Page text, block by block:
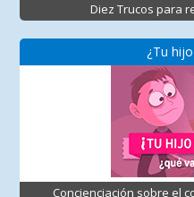
Diez Trucos para
¿Tu
Concienciación sobre el